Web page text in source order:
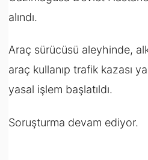
alındı.
Araç sürücüsü aleyhinde,
araç kullanıp trafik kazası
yasal işlem başlatıldı.
Soruşturma devam ediyor.